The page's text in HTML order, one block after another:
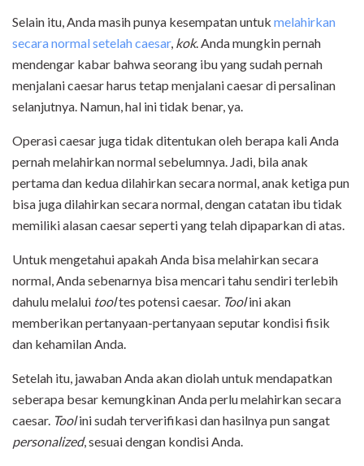
Selain itu, Anda masih punya kesempatan untuk melahirkan
secara normal setelah caesar, kok. Anda mungkin pernah
mendengar kabar bahwa seorang ibu yang sudah pernah
menjalani caesar harus tetap menjalani caesar di persalinan
selanjutnya. Namun, hal ini tidak benar, ya.
Operasi caesar juga tidak ditentukan oleh berapa kali Anda
pernah melahirkan normal sebelumnya. Jadi, bila anak
pertama dan kedua dilahirkan secara normal, anak ketiga pun
bisa juga dilahirkan secara normal, dengan catatan ibu tidak
memiliki alasan caesar seperti yang telah dipaparkan di atas.
Untuk mengetahui apakah Anda bisa melahirkan secara
normal, Anda sebenarnya bisa mencari tahu sendiri terlebih
dahulu melalui tooltes potensi caesar. Toolini akan
memberikan pertanyaan-pertanyaan seputar kondisi fisik
dan kehamilan Anda.
Setelah itu, jawaban Anda akan diolah untuk mendapatkan
seberapa besar kemungkinan Anda perlu melahirkan secara
caesar. Toolini sudah terverifikasi dan hasilnya pun sangat
personalized, sesuai dengan kondisi Anda.